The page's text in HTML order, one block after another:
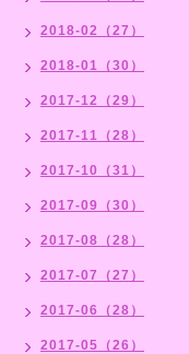
2018-02（27）
2018-01（30）
2017-12（29）
2017-11（28）
2017-10（31）
2017-09（30）
2017-08（28）
2017-07（27）
2017-06（28）
2017-05（26）